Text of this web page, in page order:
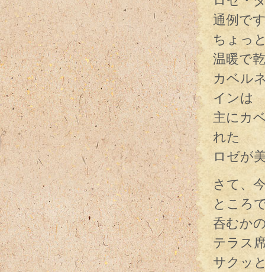
通例で
ちょっ
温暖で
カベル
インは
主にカ
れた
ロゼが
さて、
ところ
呑むか
テラス
サクッ